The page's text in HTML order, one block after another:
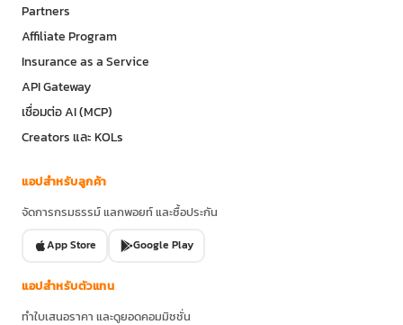
Partners
Affiliate Program
Insurance as a Service
API Gateway
เชื่อมต่อ AI (MCP)
Creators และ KOLs
แอปสำหรับลูกค้า
จัดการกรมธรรม์ แลกพอยท์ และซื้อประกัน
App Store Google Play
แอปสำหรับตัวแทน
ทำใบเสนอราคา และดูยอดคอมมิชชั่น